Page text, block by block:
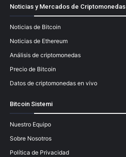
Noticias y Mercados de Criptomonedas
Noticias de Bitcoin
Noticias de Ethereum
Análisis de criptomonedas
Precio de Bitcoin
Datos de criptomonedas en vivo
Bitcoin Sistemi
Nuestro Equipo
Sobre Nosotros
Política de Privacidad